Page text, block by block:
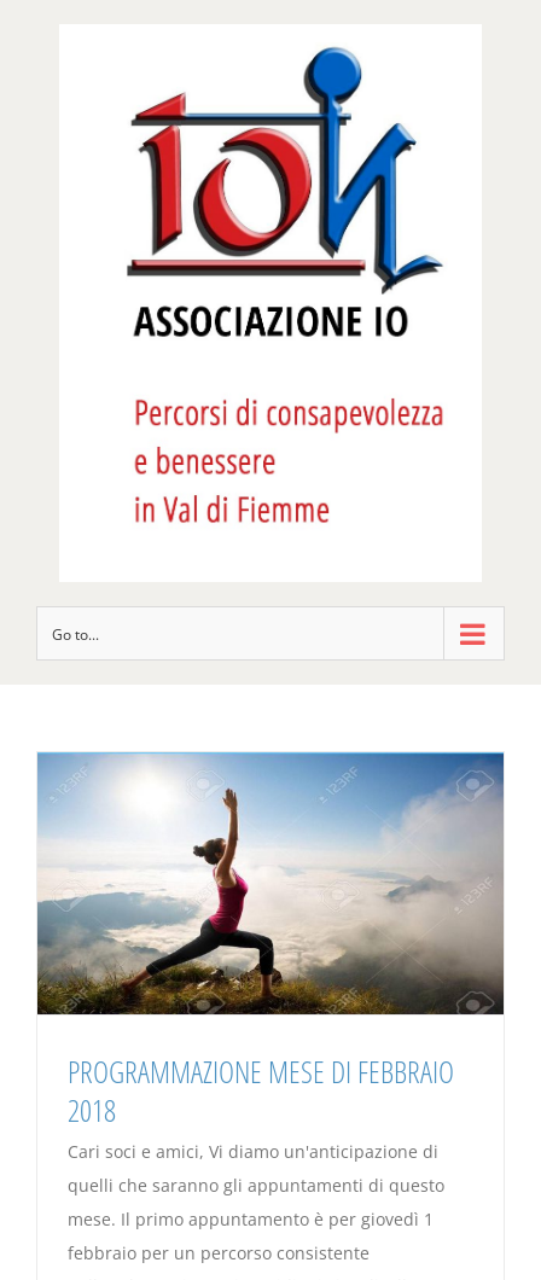
Go to...
PROGRAMMAZIONE MESE DI FEBBRAIO
2018
Cari soci e amici, Vi diamo un'anticipazione di
quelli che saranno gli appuntamenti di questo
mese. Il primo appuntamento è per giovedì 1
febbraio per un percorso consistente